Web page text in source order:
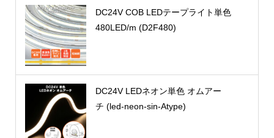
DC24V COB LEDテープライト単色
480LED/m (D2F480)
DC24V LEDネオン単色 オムアー
チ (led-neon-sin-Atype)